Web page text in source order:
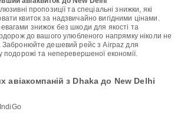
пропозиції та спеціальні знижки, які
квиток за надзвичайно вигідними цінами.
знижок без шкоди для якості та
до вашого улюбленого напрямку ніколи не
Забронюйте дешевий рейс з Airpaz для
подорожі та неперевершеної економії.
авіакомпаній з Dhaka до New Delhi
IndiGo